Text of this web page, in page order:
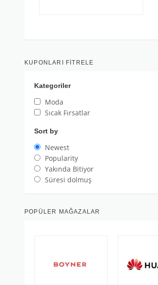
KUPONLARI FITRELE
Kategoriler
Moda
Sıcak Fırsatlar
Sort by
Newest
Popularity
Yakında Bitiyor
Süresi dolmuş
POPÜLER MAĞAZALAR